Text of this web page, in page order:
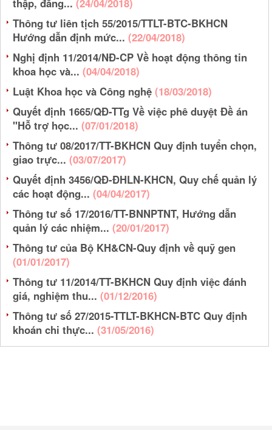
Thông tư liên tịch 55/2015/TTLT-BTC-BKHCN
Hướng dẫn định mức... (22/04/2018)
Nghị định 11/2014/NĐ-CP Về hoạt động thông tin
khoa học và... (04/04/2018)
Luật Khoa học và Công nghệ (18/03/2018)
Quyết định 1665/QĐ-TTg Về việc phê duyệt Đề án
"Hỗ trợ học... (07/01/2018)
Thông tư 08/2017/TT-BKHCN Quy định tuyển chọn,
giao trực... (03/07/2017)
Quyết định 3456/QĐ-ĐHLN-KHCN, Quy chế quản lý
các hoạt động... (04/04/2017)
Thông tư số 17/2016/TT-BNNPTNT, Hướng dẫn
quản lý các nhiệm... (20/01/2017)
Thông tư của Bộ KH&CN-Quy định về quỹ gen
(01/01/2017)
Thông tư 11/2014/TT-BKHCN Quy định việc đánh
giá, nghiệm thu... (01/12/2016)
Thông tư số 27/2015-TTLT-BKHCN-BTC Quy định
khoán chi thực... (31/05/2016)